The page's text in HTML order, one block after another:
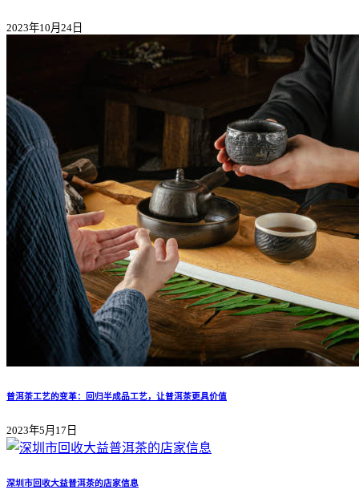
2023年10月24日
普洱茶工艺的变革：回归半成品工艺，让普洱茶更具价值
2023年5月17日
深圳市回收大益普洱茶的店家信息